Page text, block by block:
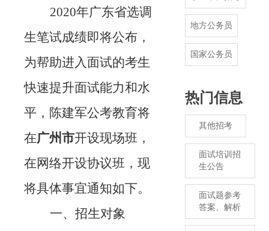
2020年广东省选调
生笔试成绩即将公布，
为帮助进入面试的考生
快速提升面试能力和水
平，陈建军公考教育将
在广州市开设现场班，
在网络开设协议班，现
将具体事宜通知如下。
一、招生对象
地方公务员
国家公务员
热门信息
其他招考
面试培训招
生公告
面试题参考
答案、解析